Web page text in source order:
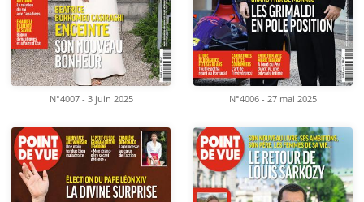
N°4007 - 3 juin 2025 N°4006 - 27 mai 2025